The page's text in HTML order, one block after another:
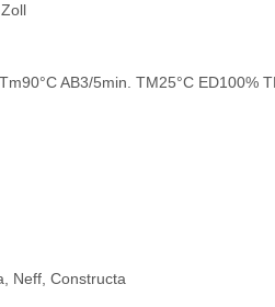
AB3/5min. TM25°C ED100%
Neff, Constructa